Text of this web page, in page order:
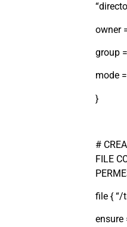
owner
group
mode
}
#
FILE
file { “/
ensure